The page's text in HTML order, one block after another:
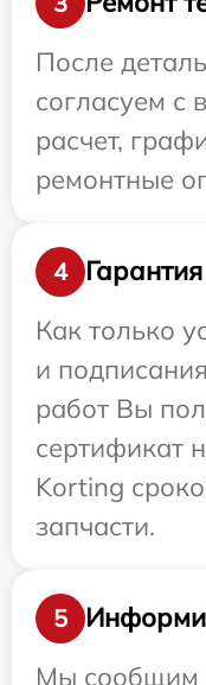
После
согласуем с
расчет,
ремонтные
4
Гарантия
Как только
и
работ Вы
сертификат
Korting
запчасти.
5
Мы сообщим